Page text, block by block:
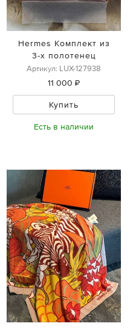
Hermes Комплект из
3-х полотенец
Артикул: LUX-127938
11 000 ₽
Купить
Есть в наличии